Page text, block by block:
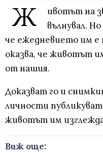
Ж
ивотът на
вълнувал.
че ежедневието им е
оказва, че животът
от нашия.
Доказват го и
личности
животът им
Виж още: